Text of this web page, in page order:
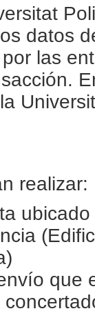
datos
las
realizar:
que